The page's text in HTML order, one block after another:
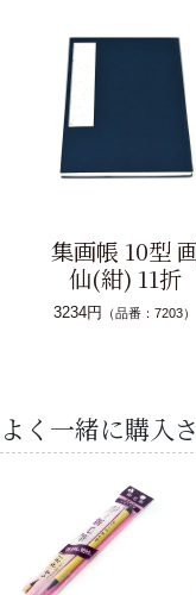
集画帳 10型
仙(紺) 11折
3234円 （品番：7203）
よく一緒に購入